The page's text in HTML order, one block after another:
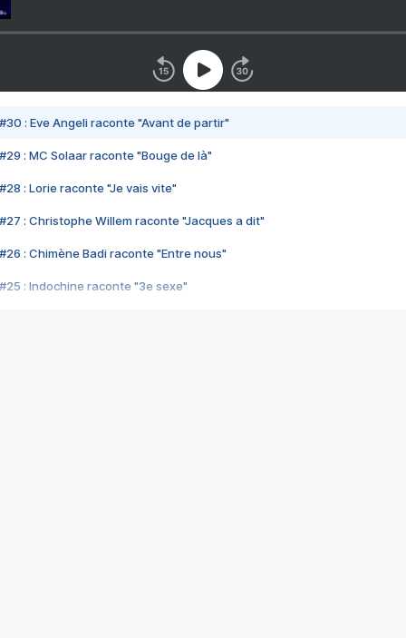
#30 : Eve Angeli raconte "Avant de partir"
#29 : MC Solaar raconte "Bouge de là"
#28 : Lorie raconte "Je vais vite"
#27 : Christophe Willem raconte "Jacques a dit"
#26 : Chimène Badi raconte "Entre nous"
#25 : Indochine raconte "3e sexe"